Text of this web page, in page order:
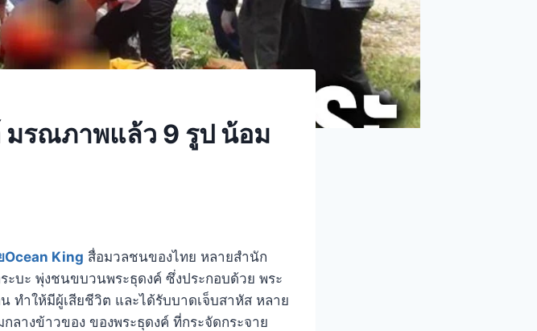
มรณภาพแล้ว 9 รูป น้อม
Ocean King สื่อมวลชนของไทย หลายสำนัก
ะบะ พุ่งชนขบวนพระธุดงค์ ซึ่งประกอบด้วย พระ
ำให้มีผู้เสียชีวิต และได้รับบาดเจ็บสาหัส หลาย
ลางข้าวของ ของพระธุดงค์ ที่กระจัดกระจาย